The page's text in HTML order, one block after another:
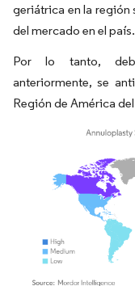
geriátrica en la región
del mercado en el país.
Por lo tanto,
anteriormente, se
Región de América